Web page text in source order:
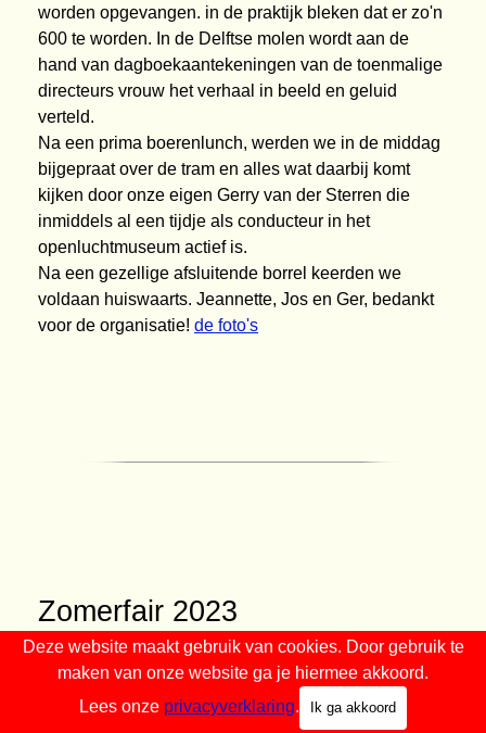
worden opgevangen. in de praktijk bleken dat er zo'n
600 te worden. In de Delftse molen wordt aan de
hand van dagboekaantekeningen van de toenmalige
directeurs vrouw het verhaal in beeld en geluid
verteld.
Na een prima boerenlunch, werden we in de middag
bijgepraat over de tram en alles wat daarbij komt
kijken door onze eigen Gerry van der Sterren die
inmiddels al een tijdje als conducteur in het
openluchtmuseum actief is.
Na een gezellige afsluitende borrel keerden we
voldaan huiswaarts. Jeannette, Jos en Ger, bedankt
voor de organisatie! de foto's
Zomerfair 2023
Ondanks de wat wisselende weersomstandigheden,
kijken we met tevredenheid terug op onze
aanwezigheid op de 'braderie'. De traditionele
afsluiting van het vakantieseizoen trok toch weer
Deze website maakt gebruik van cookies. Door gebruik te
maken van onze website ga je hiermee akkoord.
Lees onze privacyverklaring. Ik ga akkoord